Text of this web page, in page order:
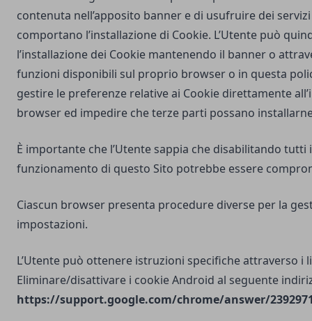
contenuta nell’apposito banner e di usufruire dei
comportano l’installazione di Cookie. L’Utente può
l’installazione dei Cookie mantenendo il banner o
funzioni disponibili sul proprio browser o in questa
gestire le preferenze relative ai Cookie direttamente
browser ed impedire che terze parti possano
È importante che l’Utente sappia che disabilitando tutti
funzionamento di questo Sito potrebbe essere
Ciascun browser presenta procedure diverse per la
impostazioni.
L’Utente può ottenere istruzioni specifiche attraverso i
Eliminare/disattivare i cookie Android al seguente
https://support.google.com/chrome/answer/